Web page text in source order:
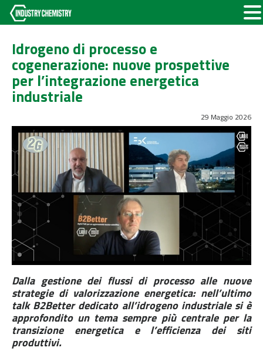
Idrogeno di processo e
cogenerazione: nuove prospettive
per l’integrazione energetica
industriale
29 Maggio 2026
Dalla gestione dei flussi di processo alle nuove
strategie di valorizzazione energetica: nell’ultimo
talk B2Better dedicato all’idrogeno industriale si è
approfondito un tema sempre più centrale per la
transizione energetica e l’efficienza dei siti
produttivi.